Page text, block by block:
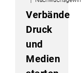
Verbände
Druck
und
Medien